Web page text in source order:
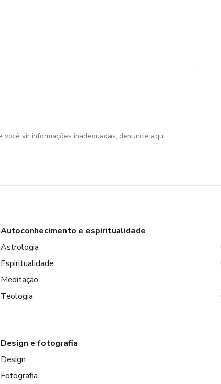
vir informações inadequadas, denuncie aqui
Autoconhecimento e espiritualidade
Astrologia
Espiritualidade
Meditação
Teologia
Design e fotografia
Design
Fotografia